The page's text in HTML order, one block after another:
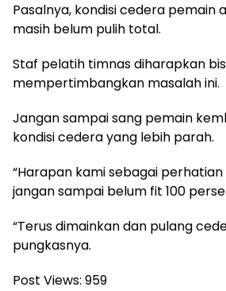
Pasalnya, kondisi cedera pemain
masih belum pulih total.
Staf pelatih timnas diharapkan
mempertimbangkan masalah ini.
Jangan sampai sang pemain
kondisi cedera yang lebih parah.
“Harapan kami sebagai perhatian
jangan sampai belum fit 100
“Terus dimainkan dan pulang
pungkasnya.
Post Views: 959